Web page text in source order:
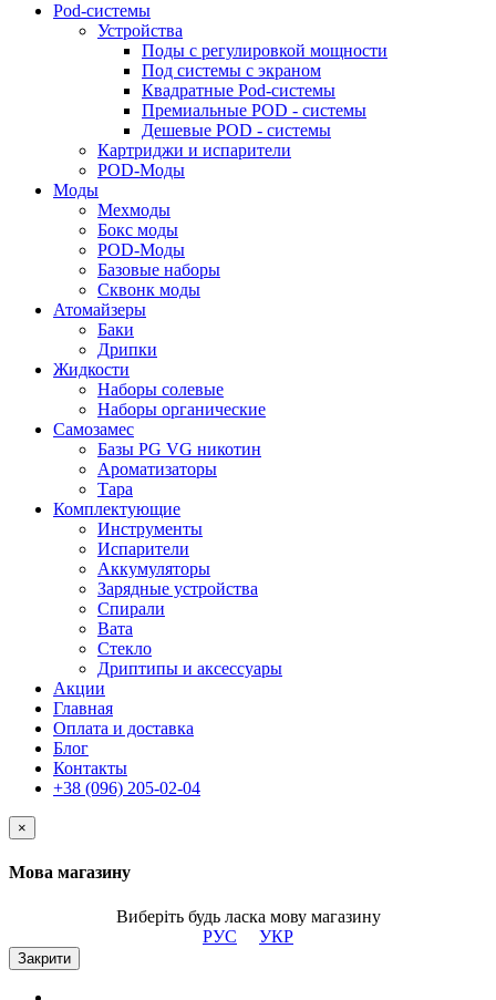
Pod-системы
Устройства
Поды с регулировкой мощности
Под системы с экраном
Квадратные Pod-системы
Премиальные POD - системы
Дешевые POD - системы
Картриджи и испарители
POD-Моды
Моды
Мехмоды
Бокс моды
POD-Моды
Базовые наборы
Сквонк моды
Атомайзеры
Баки
Дрипки
Жидкости
Наборы солевые
Наборы органические
Самозамес
Базы PG VG никотин
Ароматизаторы
Тара
Комплектующие
Инструменты
Испарители
Аккумуляторы
Зарядные устройства
Спирали
Вата
Стекло
Дриптипы и аксессуары
Акции
Главная
Оплата и доставка
Блог
Контакты
+38 (096) 205-02-04
×
Мова магазину
Виберіть будь ласка мову магазину
РУС
УКР
Закрити